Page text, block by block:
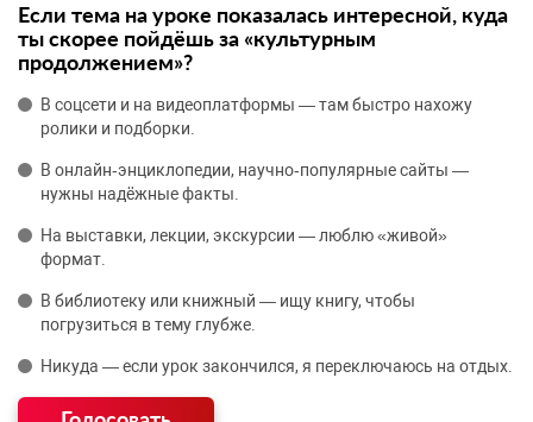
Если тема на уроке показалась интересной, куда
ты скорее пойдёшь за «культурным
продолжением»?
В соцсети и на видеоплатформы — там быстро нахожу
ролики и подборки.
В онлайн‑энциклопедии, научно‑популярные сайты —
нужны надёжные факты.
На выставки, лекции, экскурсии — люблю «живой»
формат.
В библиотеку или книжный — ищу книгу, чтобы
погрузиться в тему глубже.
Никуда — если урок закончился, я переключаюсь на отдых.